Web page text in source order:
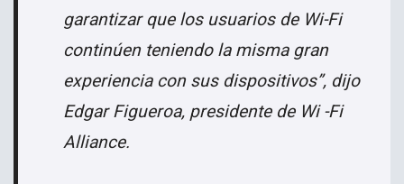
garantizar que los usuarios de Wi-Fi
continúen teniendo la misma gran
experiencia con sus dispositivos”, dijo
Edgar Figueroa, presidente de Wi -Fi
Alliance.